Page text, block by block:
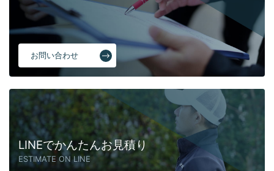
お問い合わせ
LINEでかんたんお見積り
ESTIMATE ON LINE